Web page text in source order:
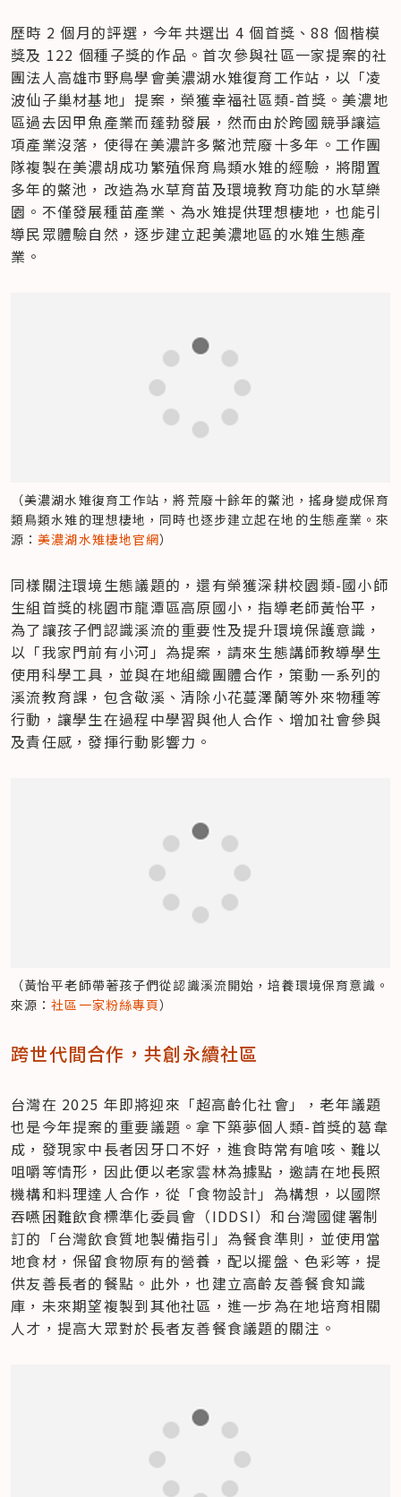
歷時 2 個月的評選，今年共選出 4 個首獎、88 個楷模
獎及 122 個種子獎的作品。首次參與社區一家提案的社
團法人高雄市野鳥學會美濃湖水雉復育工作站，以「凌
波仙子巢材基地」提案，榮獲幸福社區類-首獎。美濃地
區過去因甲魚產業而蓬勃發展，然而由於跨國競爭讓這
項產業沒落，使得在美濃許多鱉池荒廢十多年。工作團
隊複製在美濃胡成功繁殖保育鳥類水雉的經驗，將閒置
多年的鱉池，改造為水草育苗及環境教育功能的水草樂
園。不僅發展種苗產業、為水雉提供理想棲地，也能引
導民眾體驗自然，逐步建立起美濃地區的水雉生態產
業。
（美濃湖水雉復育工作站，將荒廢十餘年的鱉池，搖身變成保育
類鳥類水雉的理想棲地，同時也逐步建立起在地的生態產業。來
源：美濃湖水雉棲地官網）
同樣關注環境生態議題的，還有榮獲深耕校園類-國小師
生組首獎的桃園市龍潭區高原國小，指導老師黃怡平，
為了讓孩子們認識溪流的重要性及提升環境保護意識，
以「我家門前有小河」為提案，請來生態講師教導學生
使用科學工具，並與在地組織團體合作，策動一系列的
溪流教育課，包含敬溪、清除小花蔓澤蘭等外來物種等
行動，讓學生在過程中學習與他人合作、增加社會參與
及責任感，發揮行動影響力。
（黃怡平老師帶著孩子們從認識溪流開始，培養環境保育意識。
來源：社區一家粉絲專頁）
跨世代間合作，共創永續社區
台灣在 2025 年即將迎來「超高齡化社會」，老年議題
也是今年提案的重要議題。拿下築夢個人類-首獎的葛韋
成，發現家中長者因牙口不好，進食時常有嗆咳、難以
咀嚼等情形，因此便以老家雲林為據點，邀請在地長照
機構和料理達人合作，從「食物設計」為構想，以國際
吞嚥困難飲食標準化委員會（IDDSI）和台灣國健署制
訂的「台灣飲食質地製備指引」為餐食準則，並使用當
地食材，保留食物原有的營養，配以擺盤、色彩等，提
供友善長者的餐點。此外，也建立高齡友善餐食知識
庫，未來期望複製到其他社區，進一步為在地培育相關
人才，提高大眾對於長者友善餐食議題的關注。